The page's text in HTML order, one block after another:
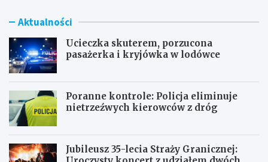
Aktualności
Ucieczka skuterem, porzucona
pasażerka i kryjówka w lodówce
Poranne kontrole: Policja eliminuje
nietrzeźwych kierowców z dróg
Jubileusz 35-lecia Straży Granicznej: